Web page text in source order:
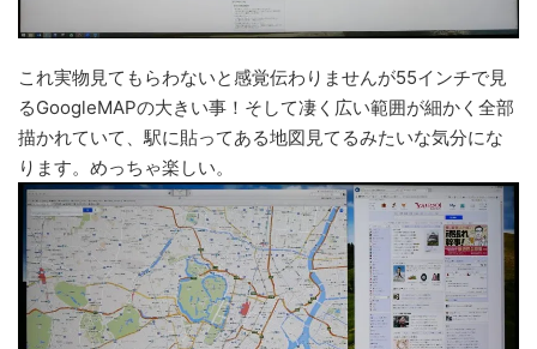
これ実物見てもらわないと感覚伝わりませんが55インチで見
るGoogleMAPの大きい事！そして凄く広い範囲が細かく全部
描かれていて、駅に貼ってある地図見てるみたいな気分にな
ります。めっちゃ楽しい。